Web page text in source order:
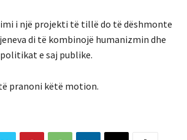
i një projekti të tillë do të dëshmonte
di të kombinojë humanizmin dhe
e saj publike.
pranoni këtë motion.